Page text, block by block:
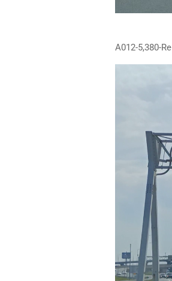
A012-5,380-Re